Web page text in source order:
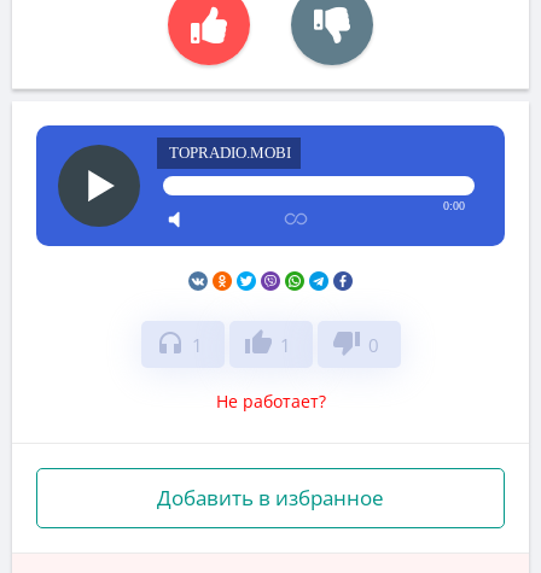
TOPRADIO.MOBI
0:00
headphones 1 thumb_up 1 thumb_down 0
Не работает?
Добавить в избранное